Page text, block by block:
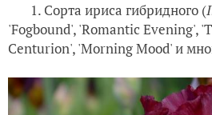
1. Сорта ириса гибридного (
'Fogbound', 'Romantic Evening',
Centurion', 'Morning Mood' и